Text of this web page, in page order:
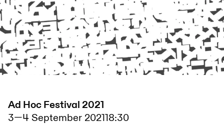
Ad Hoc Festival 2021
3—4 September 202118:30